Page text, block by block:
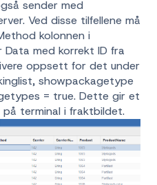
sender med
Ved disse tilfellene må
kolonnen i
Data med korrekt ID fra
oppsett for det under
showpackagetype
= true. Dette gir et
terminal i fraktbildet.